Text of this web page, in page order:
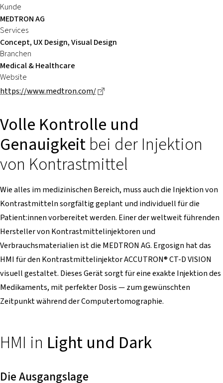
Kunde
MEDTRON AG
Services
Concept, UX Design, Visual Design
Branchen
Medical & Healthcare
Website
https://www.medtron.com/
Volle Kontrolle und
Genauigkeit bei der Injektion
von Kontrastmittel
Wie alles im medizinischen Bereich, muss auch die Injektion von
Kontrastmitteln sorgfältig geplant und individuell für die
Patient:innen vorbereitet werden. Einer der weltweit führenden
Hersteller von Kontrastmittelinjektoren und
Verbrauchsmaterialien ist die MEDTRON AG. Ergosign hat das
HMI für den Kontrastmittelinjektor ACCUTRON® CT-D VISION
visuell gestaltet. Dieses Gerät sorgt für eine exakte Injektion des
Medikaments, mit perfekter Dosis — zum gewünschten
Zeitpunkt während der Computertomographie.
HMI in Light und Dark
Die Ausgangslage